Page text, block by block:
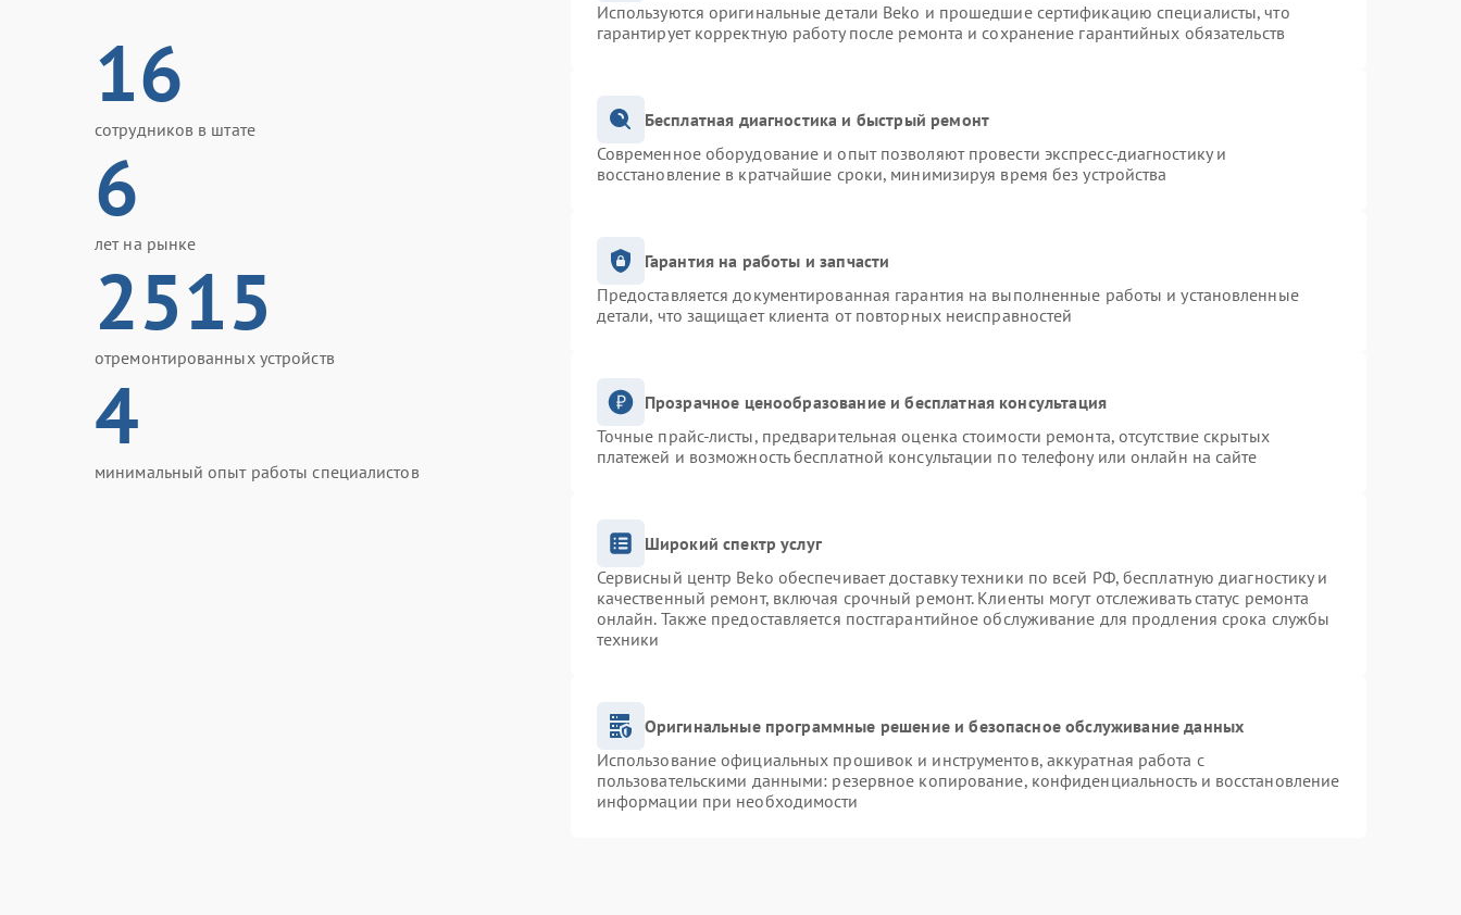
16
сотрудников в штате
6
лет на рынке
2515
отремонтированных устройств
4
минимальный опыт работы специалистов
Используются оригинальные детали Beko и прошедшие сертификацию специалисты, что
гарантирует корректную работу после ремонта и сохранение гарантийных обязательств
Бесплатная диагностика и быстрый ремонт
Современное оборудование и опыт позволяют провести экспресс-диагностику и
восстановление в кратчайшие сроки, минимизируя время без устройства
Гарантия на работы и запчасти
Предоставляется документированная гарантия на выполненные работы и установленные
детали, что защищает клиента от повторных неисправностей
Прозрачное ценообразование и бесплатная консультация
Точные прайс-листы, предварительная оценка стоимости ремонта, отсутствие скрытых
платежей и возможность бесплатной консультации по телефону или онлайн на сайте
Широкий спектр услуг
Сервисный центр Beko обеспечивает доставку техники по всей РФ, бесплатную диагностику и
качественный ремонт, включая срочный ремонт. Клиенты могут отслеживать статус ремонта
онлайн. Также предоставляется постгарантийное обслуживание для продления срока службы
техники
Оригинальные программные решение и безопасное обслуживание данных
Использование официальных прошивок и инструментов, аккуратная работа с
пользовательскими данными: резервное копирование, конфиденциальность и восстановление
информации при необходимости